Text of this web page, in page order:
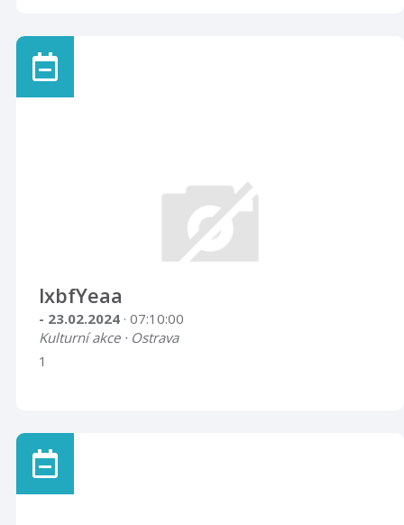
lxbfYeaa
- 23.02.2024 · 07:10:00
Kulturní akce · Ostrava
1